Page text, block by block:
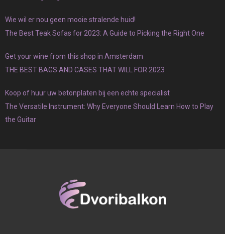
Wie wil er nou geen mooie stralende huid!
The Best Teak Sofas for 2023: A Guide to Picking the Right One
Get your wine from this shop in Amsterdam
THE BEST BAGS AND CASES THAT WILL FOR 2023
Koop of huur uw betonplaten bij een echte specialist
The Versatile Instrument: Why Everyone Should Learn How to Play
the Guitar